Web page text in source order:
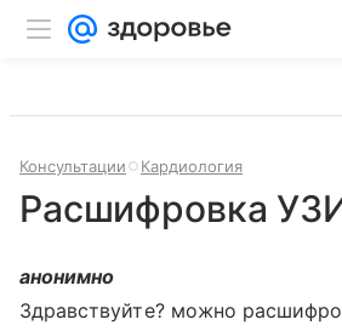
Консультации Кардиология
Расшифровка
анонимно
Здравствуйте? можно